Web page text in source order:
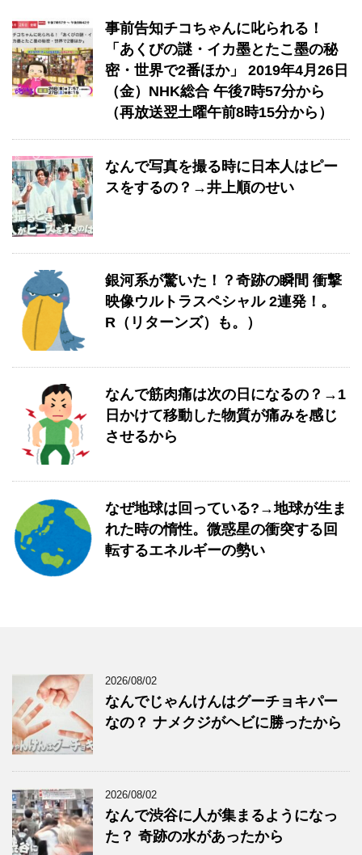
事前告知チコちゃんに叱られる！
「あくびの謎・イカ墨とたこ墨の秘
密・世界で2番ほか」 2019年4月26日
（金）NHK総合 午後7時57分から
（再放送翌土曜午前8時15分から）
なんで写真を撮る時に日本人はピー
スをするの？→井上順のせい
銀河系が驚いた！？奇跡の瞬間 衝撃
映像ウルトラスペシャル 2連発！。
R（リターンズ）も。）
なんで筋肉痛は次の日になるの？→1
日かけて移動した物質が痛みを感じ
させるから
なぜ地球は回っている?→地球が生ま
れた時の惰性。微惑星の衝突する回
転するエネルギーの勢い
2026/08/02
なんでじゃんけんはグーチョキパー
なの？ ナメクジがヘビに勝ったから
2026/08/02
なんで渋谷に人が集まるようになっ
た？ 奇跡の水があったから